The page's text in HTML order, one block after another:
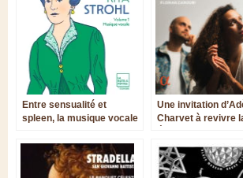
Entre sensualité et
spleen, la musique vocale
Une invitation
Charvet à revivre